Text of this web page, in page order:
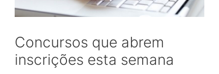
Concursos que abrem
inscrições esta semana